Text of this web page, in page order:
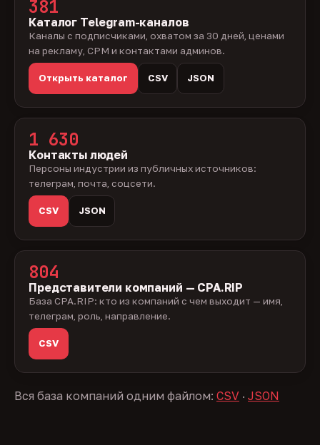
381
Каталог Telegram-каналов
Каналы с подписчиками, охватом за 30 дней, ценами
на рекламу, CPM и контактами админов.
Открыть каталог CSV JSON
1 630
Контакты людей
Персоны индустрии из публичных источников:
телеграм, почта, соцсети.
CSV JSON
804
Представители компаний — CPA.RIP
База CPA.RIP: кто из компаний с чем выходит — имя,
телеграм, роль, направление.
CSV
Вся база компаний одним файлом: CSV · JSON